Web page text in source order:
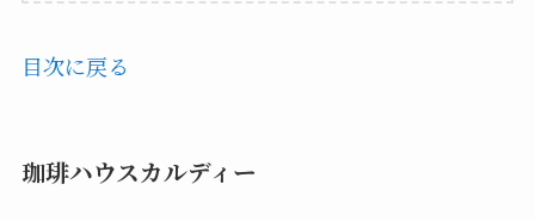
目次に戻る
珈琲ハウスカルディー